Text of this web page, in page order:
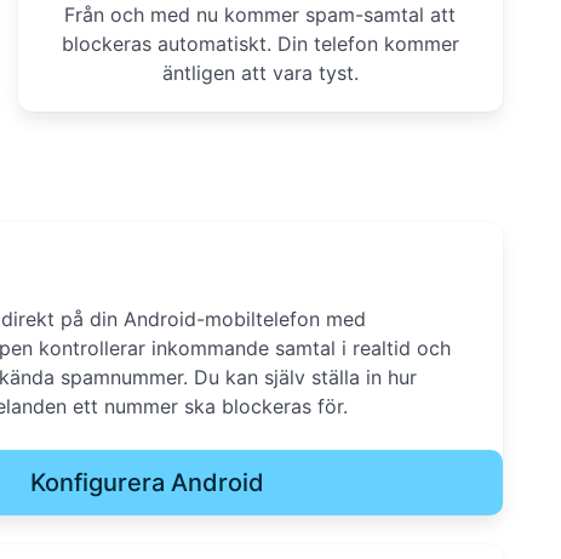
Från och med nu kommer spam-samtal att
blockeras automatiskt. Din telefon kommer
äntligen att vara tyst.
på din Android-mobiltelefon med
kontrollerar inkommande samtal i realtid och
spamnummer. Du kan själv ställa in hur
ett nummer ska blockeras för.
Konfigurera Android